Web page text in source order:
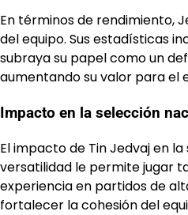
En términos de rendimiento,
del equipo. Sus estadísticas
subraya su papel como un
aumentando su valor para el
Impacto en la selección
El impacto de Tin Jedvaj en
versatilidad le permite jugar
experiencia en partidos de
fortalecer la cohesión del